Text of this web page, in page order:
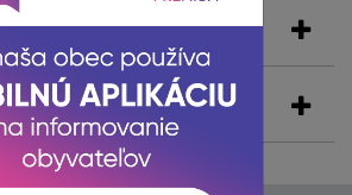
lístka